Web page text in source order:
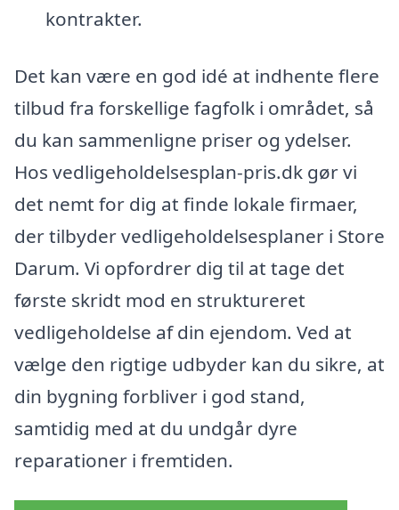
kontrakter.
Det kan være en god idé at indhente flere
tilbud fra forskellige fagfolk i området, så
du kan sammenligne priser og ydelser.
Hos vedligeholdelsesplan-pris.dk gør vi
det nemt for dig at finde lokale firmaer,
der tilbyder vedligeholdelsesplaner i Store
Darum. Vi opfordrer dig til at tage det
første skridt mod en struktureret
vedligeholdelse af din ejendom. Ved at
vælge den rigtige udbyder kan du sikre, at
din bygning forbliver i god stand,
samtidig med at du undgår dyre
reparationer i fremtiden.